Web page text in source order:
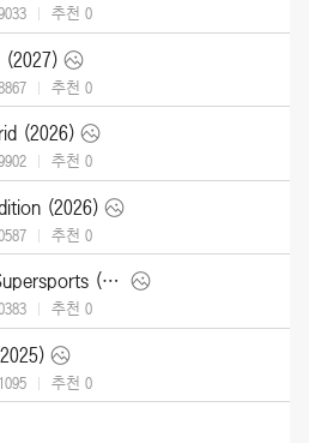
추천 0
(2027)
추천 0
(2026)
추천 0
(2026)
추천 0
벤틀리 Continental GT Supersports (2027)
추천 0
추천 0